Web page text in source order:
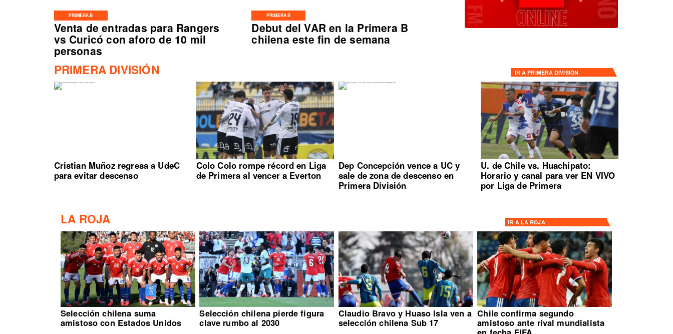
PRIMERA B
Venta de entradas para Rangers
vs Curicó con aforo de 10 mil
personas
PRIMERA B
Debut del VAR en la Primera B
chilena este fin de semana
PRIMERA DIVISIÓN IR A PRIMERA DIVISIÓN
Cristian Muñoz regresa a UdeC
para evitar descenso
Colo Colo rompe récord en Liga
de Primera al vencer a Everton
Dep Concepción vence a UC y
sale de zona de descenso en
Primera División
U. de Chile vs. Huachipato:
Horario y canal para ver EN VIVO
por Liga de Primera
LA ROJA IR A LA ROJA
Selección chilena suma
amistoso con Estados Unidos
Selección chilena pierde figura
clave rumbo al 2030
Claudio Bravo y Huaso Isla ven a
selección chilena Sub 17
Chile confirma segundo
amistoso ante rival mundialista